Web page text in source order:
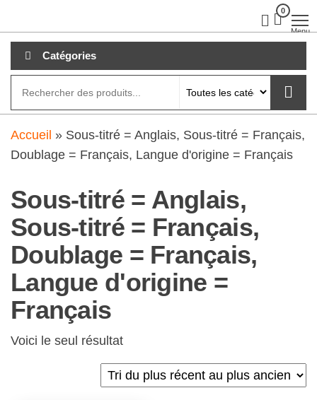
au
contenu
0
Menu
Catégories
Accueil » Sous-titré = Anglais, Sous-titré = Français,
Doublage = Français, Langue d'origine = Français
Sous-titré = Anglais,
Sous-titré = Français,
Doublage = Français,
Langue d'origine =
Français
Voici le seul résultat